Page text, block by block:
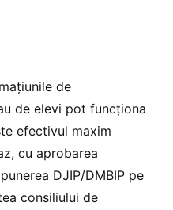
de
de elevi pot funcționa
efectivul maxim
cu aprobarea
DJIP/DMBIP pe
consiliului de